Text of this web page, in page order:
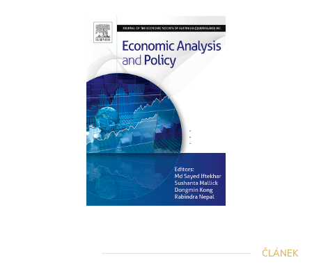
ČLÁNEK